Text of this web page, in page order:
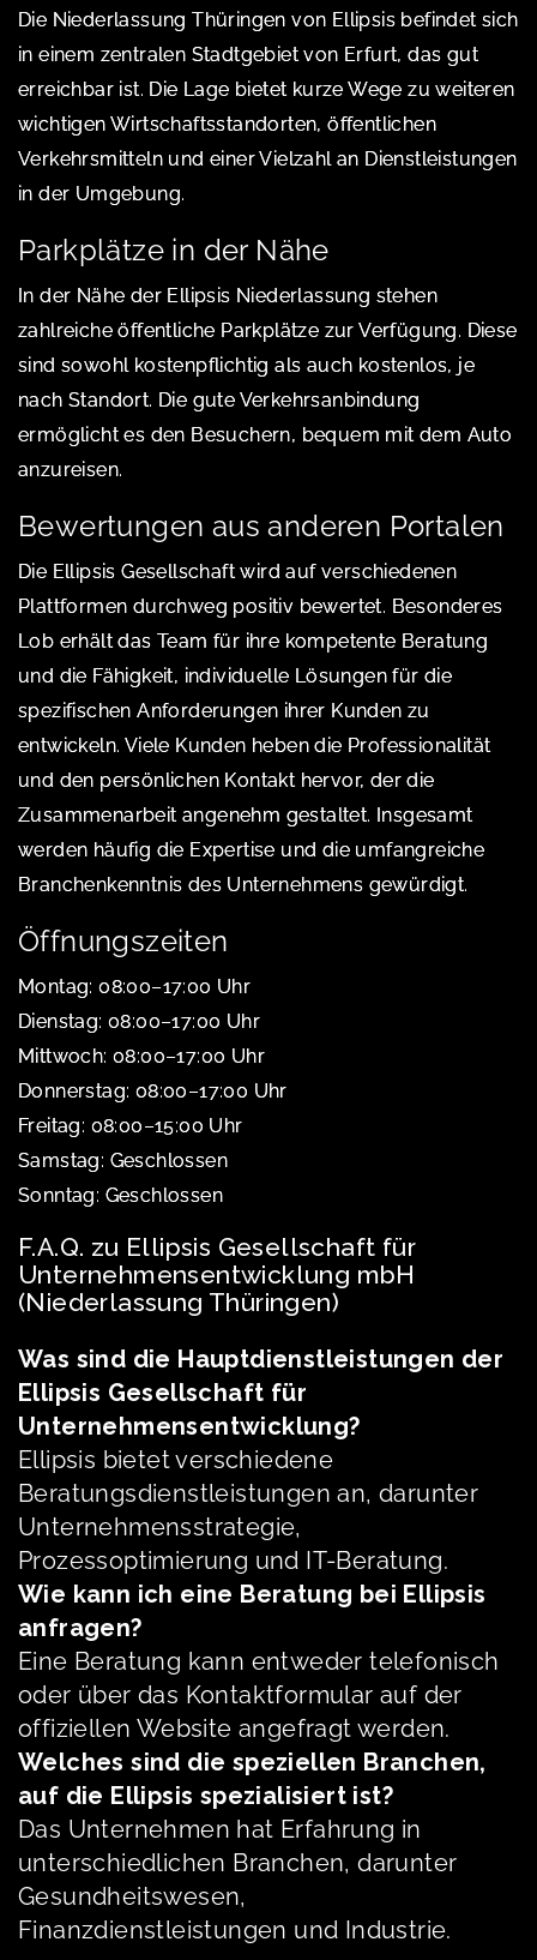
Die Niederlassung Thüringen von Ellipsis befindet sich
in einem zentralen Stadtgebiet von Erfurt, das gut
erreichbar ist. Die Lage bietet kurze Wege zu weiteren
wichtigen Wirtschaftsstandorten, öffentlichen
Verkehrsmitteln und einer Vielzahl an Dienstleistungen
in der Umgebung.
Parkplätze in der Nähe
In der Nähe der Ellipsis Niederlassung stehen
zahlreiche öffentliche Parkplätze zur Verfügung. Diese
sind sowohl kostenpflichtig als auch kostenlos, je
nach Standort. Die gute Verkehrsanbindung
ermöglicht es den Besuchern, bequem mit dem Auto
anzureisen.
Bewertungen aus anderen Portalen
Die Ellipsis Gesellschaft wird auf verschiedenen
Plattformen durchweg positiv bewertet. Besonderes
Lob erhält das Team für ihre kompetente Beratung
und die Fähigkeit, individuelle Lösungen für die
spezifischen Anforderungen ihrer Kunden zu
entwickeln. Viele Kunden heben die Professionalität
und den persönlichen Kontakt hervor, der die
Zusammenarbeit angenehm gestaltet. Insgesamt
werden häufig die Expertise und die umfangreiche
Branchenkenntnis des Unternehmens gewürdigt.
Öffnungszeiten
Montag: 08:00–17:00 Uhr
Dienstag: 08:00–17:00 Uhr
Mittwoch: 08:00–17:00 Uhr
Donnerstag: 08:00–17:00 Uhr
Freitag: 08:00–15:00 Uhr
Samstag: Geschlossen
Sonntag: Geschlossen
F.A.Q. zu Ellipsis Gesellschaft für
Unternehmensentwicklung mbH
(Niederlassung Thüringen)
Was sind die Hauptdienstleistungen der
Ellipsis Gesellschaft für
Unternehmensentwicklung?
Ellipsis bietet verschiedene
Beratungsdienstleistungen an, darunter
Unternehmensstrategie,
Prozessoptimierung und IT-Beratung.
Wie kann ich eine Beratung bei Ellipsis
anfragen?
Eine Beratung kann entweder telefonisch
oder über das Kontaktformular auf der
offiziellen Website angefragt werden.
Welches sind die speziellen Branchen,
auf die Ellipsis spezialisiert ist?
Das Unternehmen hat Erfahrung in
unterschiedlichen Branchen, darunter
Gesundheitswesen,
Finanzdienstleistungen und Industrie.